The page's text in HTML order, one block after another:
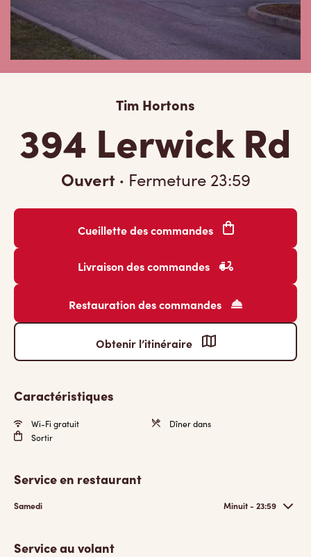
Tim Hortons
394 Lerwick Rd
Ouvert · Fermeture 23:59
Cueillette des commandes
Livraison des commandes
Restauration des commandes
Obtenir l’itinéraire
Caractéristiques
Wi-Fi gratuit
Dîner dans
Sortir
Service en restaurant
Samedi Minuit - 23:59
Service au volant